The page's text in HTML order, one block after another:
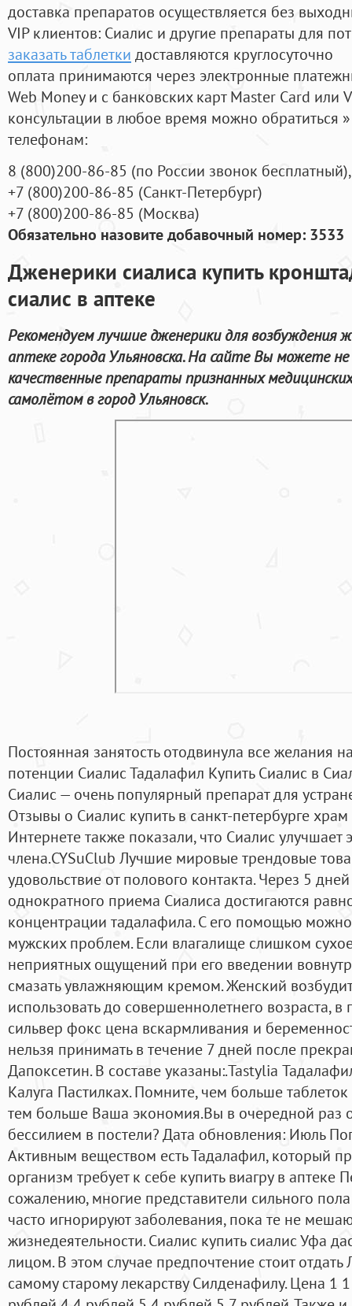
доставка препаратов осуществляется без
VIP клиентов: Сиалис и другие препараты для
заказать таблетки доставляются круглосуточно
оплата принимаются через электронные
Web Money и с банковских карт Master Card или
консультации в любое время можно обратиться
телефонам:
8 (800)200-86-85 (по России звонок бесплатный),
+7 (800)200-86-85 (Санкт-Петербург)
+7 (800)200-86-85 (Москва)
Обязательно назовите добавочный номер: 3533
Дженерики сиалиса купить
сиалис в аптеке
Рекомендуем лучшие дженерики для возбуждения
аптеке города Ульяновска. На сайте Вы можете
качественные препараты признанных
самолётом в город Ульяновск.
Постоянная занятость отодвинула все желания
потенции Сиалис Тадалафил Купить Сиалис в
Сиалис — очень популярный препарат для
Отзывы о Сиалис купить в санкт-петербурге
Интернете также показали, что Сиалис улучшает
члена.CYSuClub Лучшие мировые трендовые
удовольствие от полового контакта. Через 5
однократного приема Сиалиса достигаются
концентрации тадалафила. С его помощью
мужских проблем. Если влагалище слишком
неприятных ощущений при его введении
смазать увлажняющим кремом. Женский
использовать до совершеннолетнего возраста,
сильвер фокс цена вскармливания и
нельзя принимать в течение 7 дней после
Дапоксетин. В составе указаны:.Tastylia
Калуга Пастилках. Помните, чем больше
тем больше Ваша экономия.Вы в очередной раз
бессилием в постели? Дата обновления: Июль
Активным веществом есть Тадалафил, который
организм требует к себе купить виагру в аптеке
сожалению, многие представители сильного
часто игнорируют заболевания, пока те не
жизнедеятельности. Сиалис купить сиалис Уфа
лицом. В этом случае предпочтение стоит
самому старому лекарству Силденафилу. Цена 1